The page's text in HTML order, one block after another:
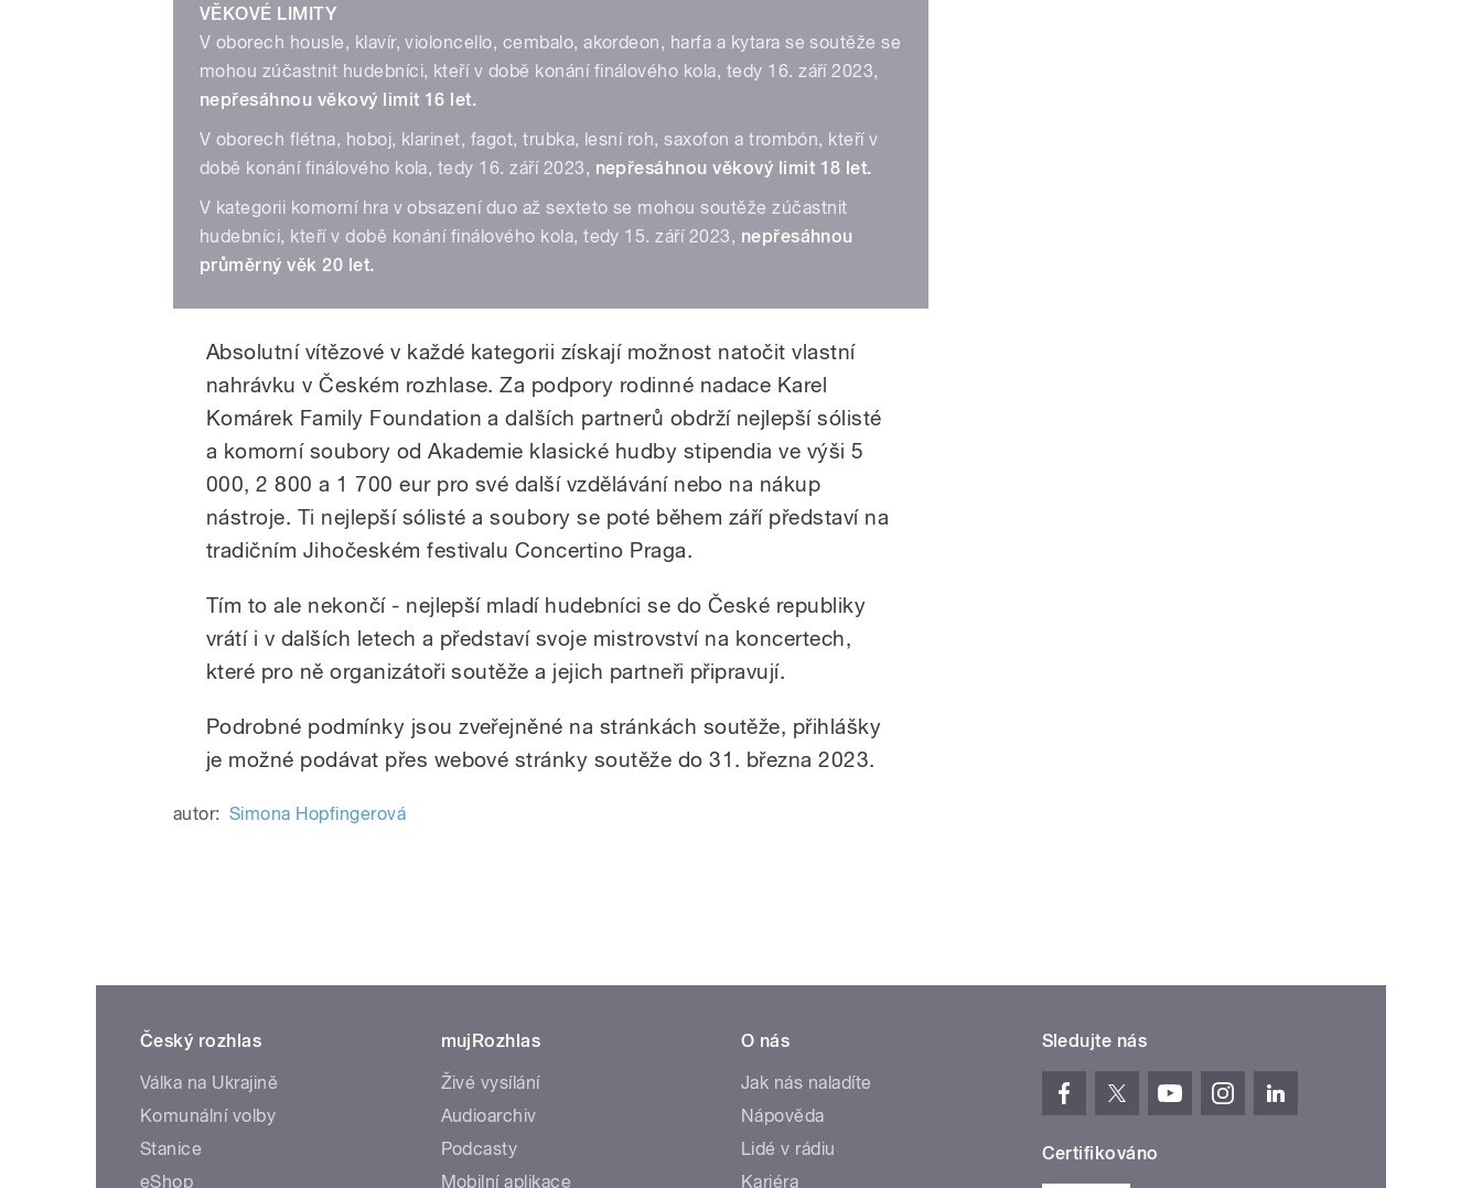
VĚKOVÉ LIMITY
V oborech housle, klavír, violoncello, cembalo, akordeon, harfa a kytara se soutěže se
mohou zúčastnit hudebníci, kteří v době konání finálového kola, tedy 16. září 2023,
nepřesáhnou věkový limit 16 let.
V oborech flétna, hoboj, klarinet, fagot, trubka, lesní roh, saxofon a trombón, kteří v
době konání finálového kola, tedy 16. září 2023, nepřesáhnou věkový limit 18 let.
V kategorii komorní hra v obsazení duo až sexteto se mohou soutěže zúčastnit
hudebníci, kteří v době konání finálového kola, tedy 15. září 2023, nepřesáhnou
průměrný věk 20 let.
Absolutní vítězové v každé kategorii získají možnost natočit vlastní
nahrávku v Českém rozhlase. Za podpory rodinné nadace Karel
Komárek Family Foundation a dalších partnerů obdrží nejlepší sólisté
a komorní soubory od Akademie klasické hudby stipendia ve výši 5
000, 2 800 a 1 700 eur pro své další vzdělávání nebo na nákup
nástroje. Ti nejlepší sólisté a soubory se poté během září představí na
tradičním Jihočeském festivalu Concertino Praga.
Tím to ale nekončí - nejlepší mladí hudebníci se do České republiky
vrátí i v dalších letech a představí svoje mistrovství na koncertech,
které pro ně organizátoři soutěže a jejich partneři připravují.
Podrobné podmínky jsou zveřejněné na stránkách soutěže, přihlášky
je možné podávat přes webové stránky soutěže do 31. března 2023.
autor: Simona Hopfingerová
Český rozhlas
Válka na Ukrajině
Komunální volby
Stanice
eShop
mujRozhlas
Živé vysílání
Audioarchiv
Podcasty
Mobilní aplikace
O nás
Jak nás naladíte
Nápověda
Lidé v rádiu
Kariéra
Sledujte nás
Certifikováno